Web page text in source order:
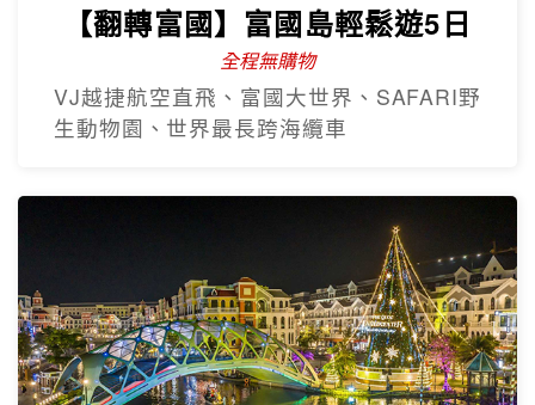
【翻轉富國】富國島輕鬆遊5日
全程無購物
VJ越捷航空直飛、富國大世界、SAFARI野
生動物園、世界最長跨海纜車